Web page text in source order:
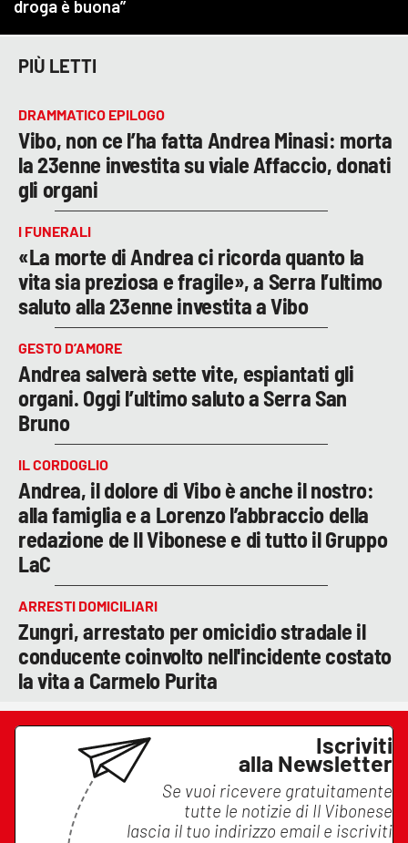
PIÙ LETTI
DRAMMATICO EPILOGO
Vibo, non ce l’ha fatta Andrea Minasi: morta
la 23enne investita su viale Affaccio, donati
gli organi
I FUNERALI
«La morte di Andrea ci ricorda quanto la
vita sia preziosa e fragile», a Serra l’ultimo
saluto alla 23enne investita a Vibo
GESTO D’AMORE
Andrea salverà sette vite, espiantati gli
organi. Oggi l’ultimo saluto a Serra San
Bruno
IL CORDOGLIO
Andrea, il dolore di Vibo è anche il nostro:
alla famiglia e a Lorenzo l’abbraccio della
redazione de Il Vibonese e di tutto il Gruppo
LaC
ARRESTI DOMICILIARI
Zungri, arrestato per omicidio stradale il
conducente coinvolto nell'incidente costato
la vita a Carmelo Purita
Iscriviti
alla Newsletter
Se vuoi ricevere gratuitamente
tutte le notizie di Il Vibonese
lascia il tuo indirizzo email e iscriviti